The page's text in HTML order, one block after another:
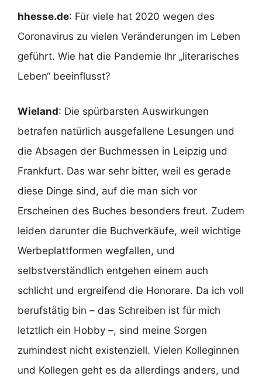
hhesse.de: Für viele hat 2020 wegen des
Coronavirus zu vielen Veränderungen im Leben
geführt. Wie hat die Pandemie Ihr „literarisches
Leben“ beeinflusst?
Wieland: Die spürbarsten Auswirkungen
betrafen natürlich ausgefallene Lesungen und
die Absagen der Buchmessen in Leipzig und
Frankfurt. Das war sehr bitter, weil es gerade
diese Dinge sind, auf die man sich vor
Erscheinen des Buches besonders freut. Zudem
leiden darunter die Buchverkäufe, weil wichtige
Werbeplattformen wegfallen, und
selbstverständlich entgehen einem auch
schlicht und ergreifend die Honorare. Da ich voll
berufstätig bin – das Schreiben ist für mich
letztlich ein Hobby –, sind meine Sorgen
zumindest nicht existenziell. Vielen Kolleginnen
und Kollegen geht es da allerdings anders, und